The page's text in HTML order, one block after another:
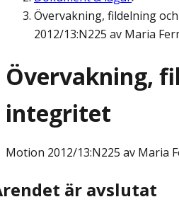
Övervakning, fildelning
2012/13:N225 av Maria
Övervakning,
integritet
Motion 2012/13:N225 av Maria
är avslutat